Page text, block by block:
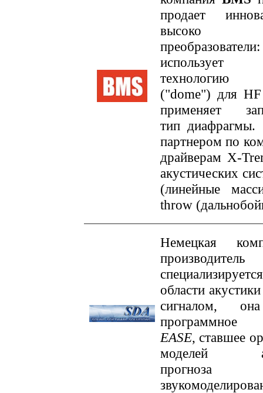
продает
высоко
технологию
("dome") для
применяет
тип диафрагмы.
партнером по
драйверам X-
акустических
(линейные
throw
Немецкая
области
сигналом,
программное
EASE, ставшее
моделей